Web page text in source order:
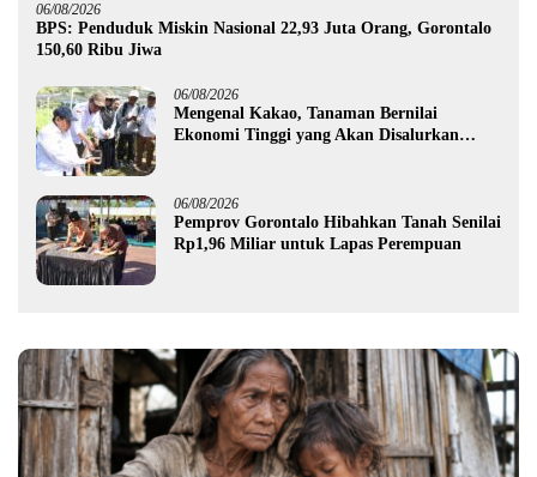
06/08/2026
BPS: Penduduk Miskin Nasional 22,93 Juta Orang, Gorontalo
150,60 Ribu Jiwa
06/08/2026
Mengenal Kakao, Tanaman Bernilai
Ekonomi Tinggi yang Akan Disalurkan
06/08/2026
Pemprov Gorontalo Hibahkan Tanah Senilai
Rp1,96 Miliar untuk Lapas Perempuan